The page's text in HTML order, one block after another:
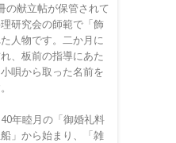
の献立帖が保管されて
研究会の師範で「飾
人物です。二か月に
、板前の指導にあた
唄から取った名前を
年睦月の「御婚礼料
」から始まり、「雑